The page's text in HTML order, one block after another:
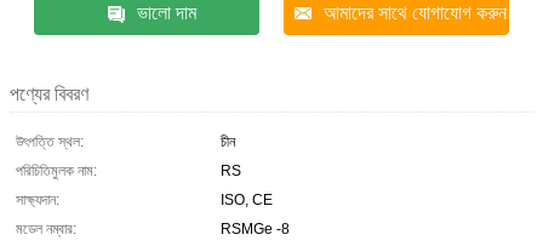
ভালো দাম আমাদের সাথে যোগাযোগ করুন
পণ্যের বিবরণ
উৎপত্তি স্থল:
চীন
পরিচিতিমুলক নাম:
RS
সাক্ষ্যদান:
ISO, CE
মডেল নম্বার:
RSMGe -8